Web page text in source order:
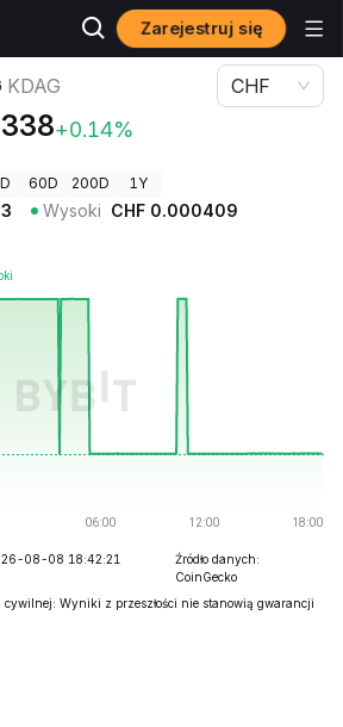
Zarejestruj się
King DAG KDAG
KDAG
+0.14%
CHF
60D 200D 1Y
Wysoki CHF 0.000409
08-08 18:42:21
Źródło danych:
CoinGecko
cywilnej: Wyniki z przeszłości nie stanowią gwarancji